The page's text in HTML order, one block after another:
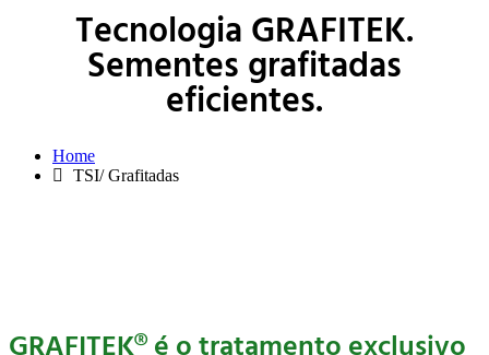
Tecnologia GRAFITEK.
Sementes grafitadas
eficientes.
Home
TSI/ Grafitadas